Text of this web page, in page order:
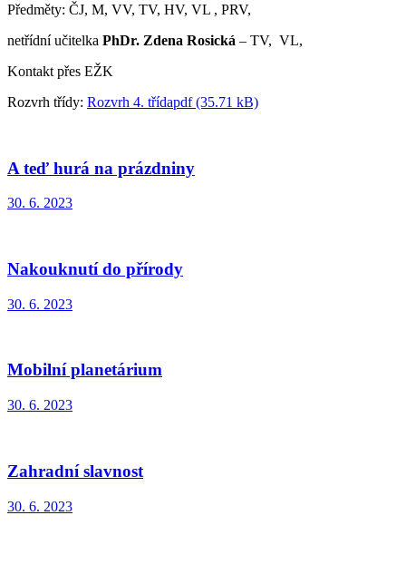
Předměty: ČJ, M, VV, TV, HV, VL , PRV,
netřídní učitelka PhDr. Zdena Rosická – TV, VL,
Kontakt přes EŽK
Rozvrh třídy: Rozvrh 4. třídapdf (35.71 kB)
A teď hurá na prázdniny
30. 6. 2023
Nakouknutí do přírody
30. 6. 2023
Mobilní planetárium
30. 6. 2023
Zahradní slavnost
30. 6. 2023